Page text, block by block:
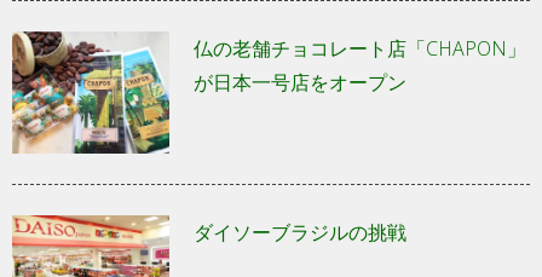
仏の老舗チョコレート店「CHAPON」
が日本一号店をオープン
ダイソーブラジルの挑戦